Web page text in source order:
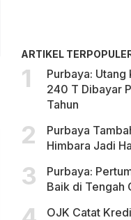
ARTIKEL
Purbaya: Utang
240 T Dibayar
Tahun
Purbaya
Himbara Jadi
Purbaya:
Baik di Tengah
OJK Catat